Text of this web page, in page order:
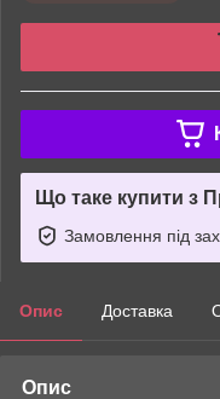
Що таке купити з
Замовлення під
Опис Доставка
Опис